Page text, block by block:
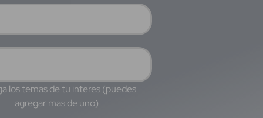
los temas de tu interes (puedes
agregar mas de uno)